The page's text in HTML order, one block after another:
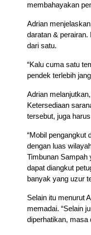
membahayakan
Adrian
daratan &
dari satu.
“Kalu cuma satu
pendek terlebih
Adrian
Ketersediaan
tersebut, juga
“Mobil pengangkut
dengan luas
Timbunan Sampah
dapat diangkut
banyak yang uzur
Selain itu menurut
memadai. “Selain
diperhatikan, masa